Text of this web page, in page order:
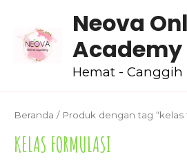
Neova
Academy
Hemat - Canggih
Beranda / Produk dengan tag “kelas
KELAS FORMULASI